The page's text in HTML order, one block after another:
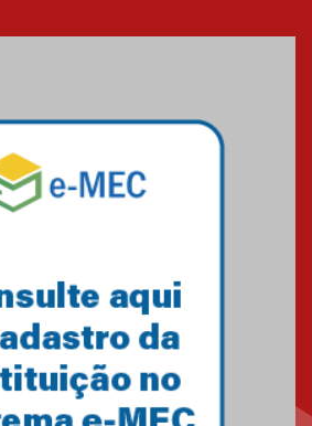
Mackenzie mobiliza campanha
solidária para apoiar famílias em
Minas Gerais
Primeiro culto do ano ressalta o
27.02.2026